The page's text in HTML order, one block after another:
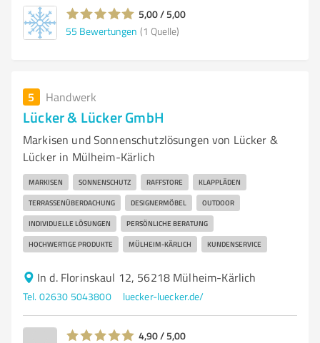
5,00 / 5,00
55 Bewertungen (1 Quelle)
5 Handwerk
Lücker & Lücker GmbH
Markisen und Sonnenschutzlösungen von Lücker &
Lücker in Mülheim-Kärlich
MARKISEN SONNENSCHUTZ RAFFSTORE KLAPPLÄDEN
TERRASSENÜBERDACHUNG DESIGNERMÖBEL OUTDOOR
INDIVIDUELLE LÖSUNGEN PERSÖNLICHE BERATUNG
HOCHWERTIGE PRODUKTE MÜLHEIM-KÄRLICH KUNDENSERVICE
In d. Florinskaul 12, 56218 Mülheim-Kärlich
Tel. 02630 5043800 luecker-luecker.de/
4,90 / 5,00